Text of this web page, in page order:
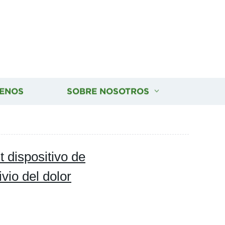
SOBRE NOSOTROS
dispositivo de
del dolor